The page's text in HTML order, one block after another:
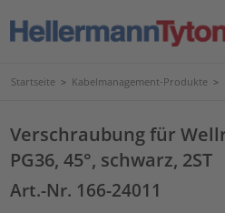
Startseite > Kabelmanagement-Produkte >
Verschraubung für
PG36, 45°, schwarz, 2ST
Art.-Nr. 166-24011